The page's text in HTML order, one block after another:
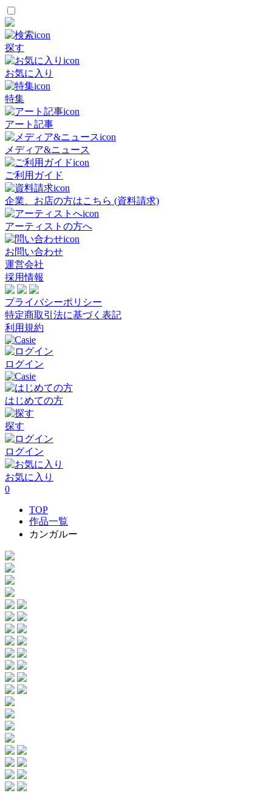
探す
お気に入り
特集
アート記事
メディア&ニュース
ご利用ガイド
企業、お店の方はこちら (資料請求)
アーティストの方へ
お問い合わせ
運営会社
採用情報
プライバシーポリシー
特定商取引法に基づく表記
利用規約
ログイン
はじめての方
探す
ログイン
お気に入り
0
TOP
作品一覧
カンガルー